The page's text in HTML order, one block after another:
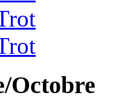
Octobre